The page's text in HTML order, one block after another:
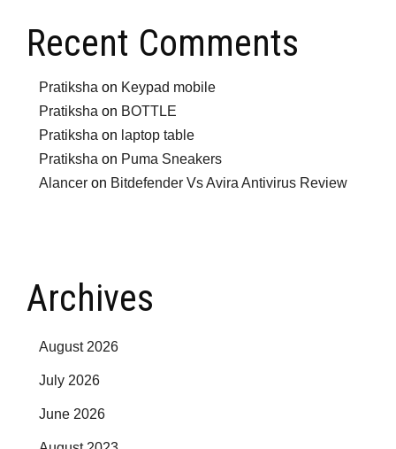
Recent Comments
Pratiksha on Keypad mobile
Pratiksha on BOTTLE
Pratiksha on laptop table
Pratiksha on Puma Sneakers
Alancer on Bitdefender Vs Avira Antivirus Review
Archives
August 2026
July 2026
June 2026